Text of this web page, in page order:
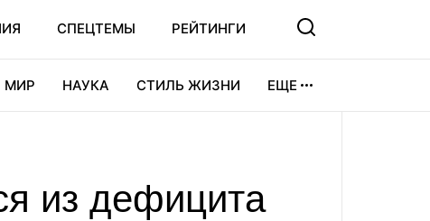
СПЕЦТЕМЫ РЕЙТИНГИ
МИР НАУКА СТИЛЬ ЖИЗНИ ЕЩЕ
из дефицита